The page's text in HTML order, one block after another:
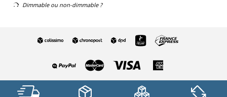
Dimmable ou non-dimmable ?